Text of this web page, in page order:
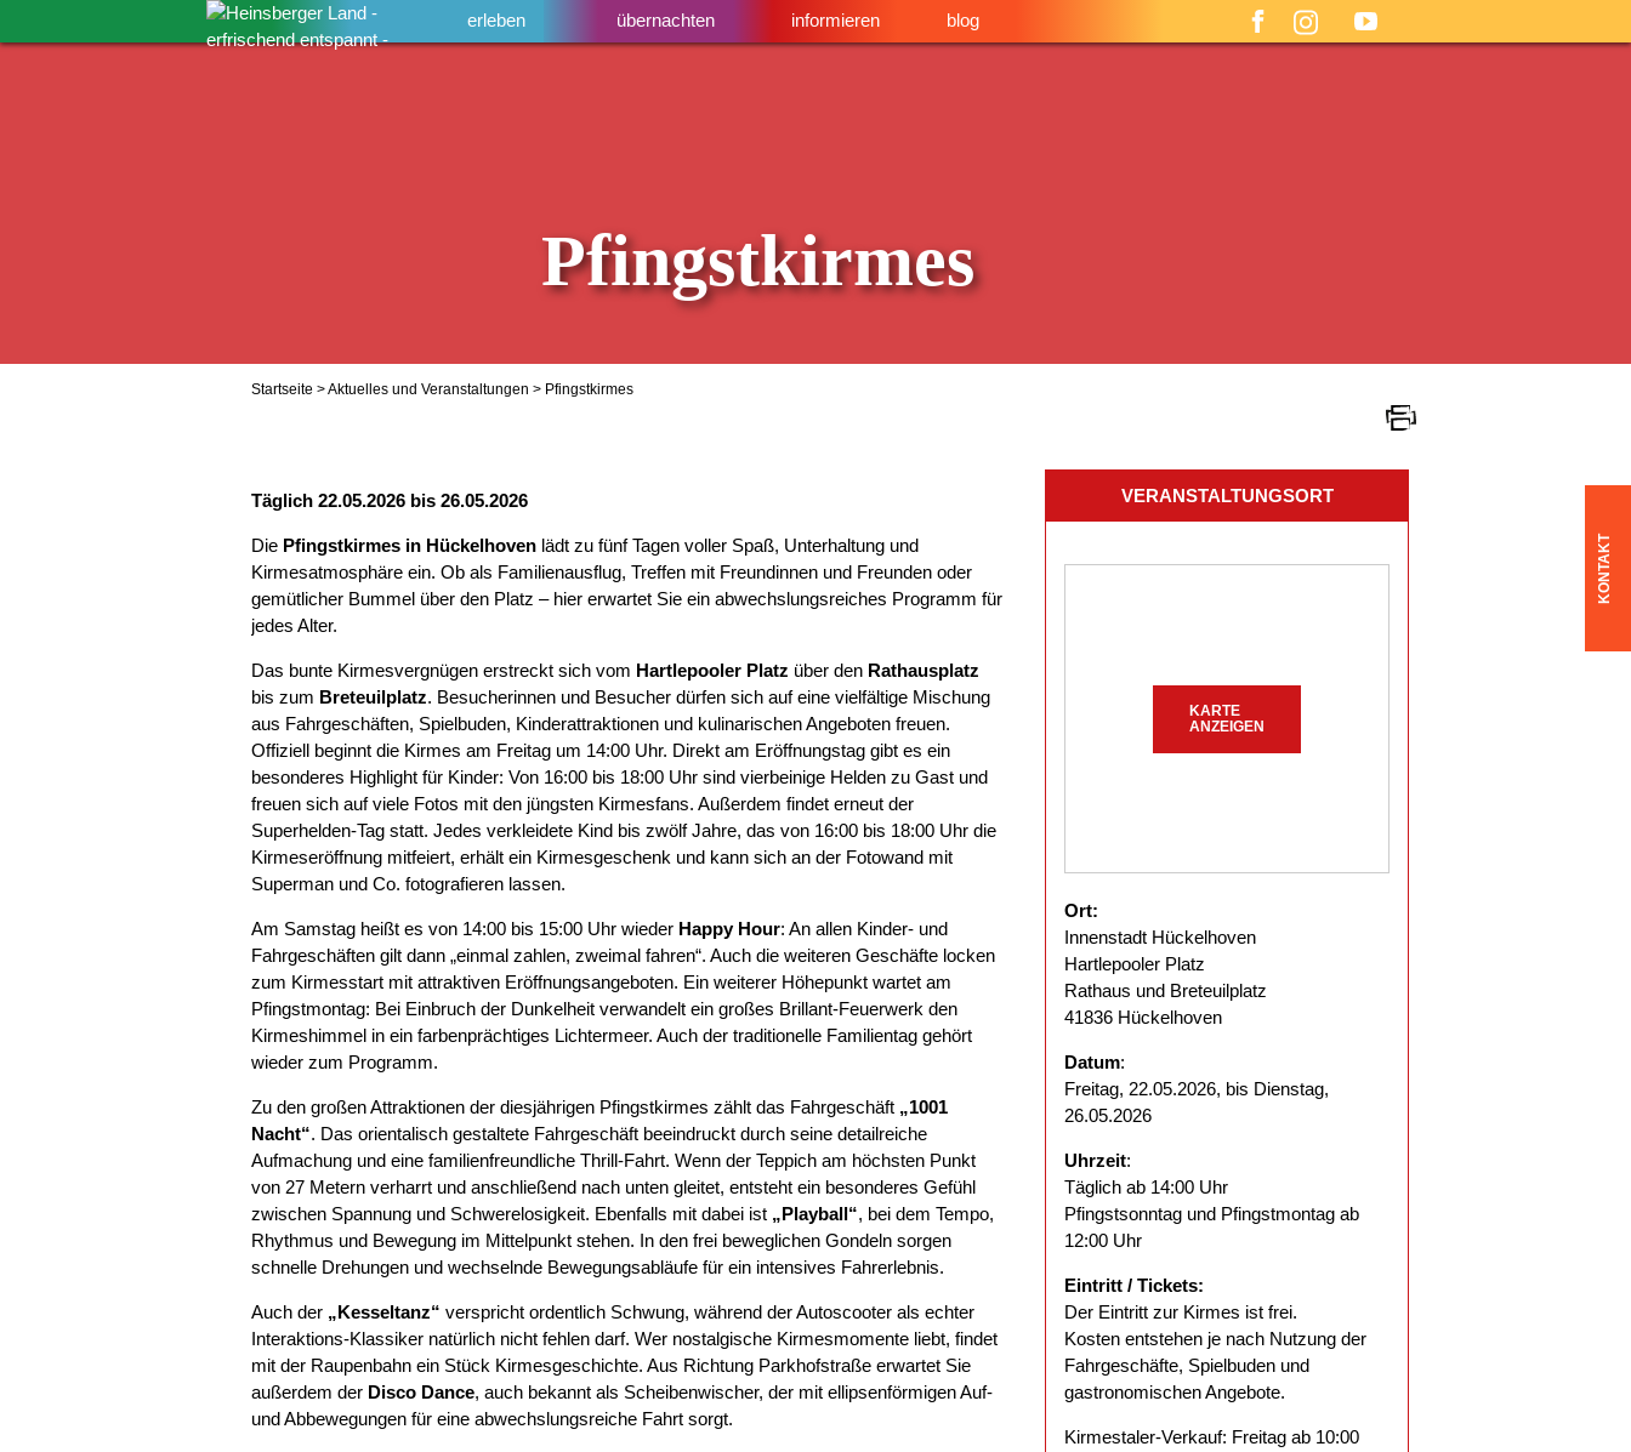
erleben übernachten informieren blog
KONTAKT
Pfingstkirmes
Startseite >Aktuelles und Veranstaltungen > Pfingstkirmes
Täglich 22.05.2026 bis 26.05.2026
Die Pfingstkirmes in Hückelhoven lädt zu fünf Tagen voller Spaß, Unterhaltung und
Kirmesatmosphäre ein. Ob als Familienausflug, Treffen mit Freundinnen und Freunden oder
gemütlicher Bummel über den Platz – hier erwartet Sie ein abwechslungsreiches Programm für
jedes Alter.
Das bunte Kirmesvergnügen erstreckt sich vom Hartlepooler Platz über den Rathausplatz
bis zum Breteuilplatz. Besucherinnen und Besucher dürfen sich auf eine vielfältige Mischung
aus Fahrgeschäften, Spielbuden, Kinderattraktionen und kulinarischen Angeboten freuen.
Offiziell beginnt die Kirmes am Freitag um 14:00 Uhr. Direkt am Eröffnungstag gibt es ein
besonderes Highlight für Kinder: Von 16:00 bis 18:00 Uhr sind vierbeinige Helden zu Gast und
freuen sich auf viele Fotos mit den jüngsten Kirmesfans. Außerdem findet erneut der
Superhelden-Tag statt. Jedes verkleidete Kind bis zwölf Jahre, das von 16:00 bis 18:00 Uhr die
Kirmeseröffnung mitfeiert, erhält ein Kirmesgeschenk und kann sich an der Fotowand mit
Superman und Co. fotografieren lassen.
Am Samstag heißt es von 14:00 bis 15:00 Uhr wieder Happy Hour: An allen Kinder- und
Fahrgeschäften gilt dann „einmal zahlen, zweimal fahren“. Auch die weiteren Geschäfte locken
zum Kirmesstart mit attraktiven Eröffnungsangeboten. Ein weiterer Höhepunkt wartet am
Pfingstmontag: Bei Einbruch der Dunkelheit verwandelt ein großes Brillant-Feuerwerk den
Kirmeshimmel in ein farbenprächtiges Lichtermeer. Auch der traditionelle Familientag gehört
wieder zum Programm.
Zu den großen Attraktionen der diesjährigen Pfingstkirmes zählt das Fahrgeschäft „1001
Nacht“. Das orientalisch gestaltete Fahrgeschäft beeindruckt durch seine detailreiche
Aufmachung und eine familienfreundliche Thrill-Fahrt. Wenn der Teppich am höchsten Punkt
von 27 Metern verharrt und anschließend nach unten gleitet, entsteht ein besonderes Gefühl
zwischen Spannung und Schwerelosigkeit. Ebenfalls mit dabei ist „Playball“, bei dem Tempo,
Rhythmus und Bewegung im Mittelpunkt stehen. In den frei beweglichen Gondeln sorgen
schnelle Drehungen und wechselnde Bewegungsabläufe für ein intensives Fahrerlebnis.
Auch der „Kesseltanz“ verspricht ordentlich Schwung, während der Autoscooter als echter
Interaktions-Klassiker natürlich nicht fehlen darf. Wer nostalgische Kirmesmomente liebt, findet
mit der Raupenbahn ein Stück Kirmesgeschichte. Aus Richtung Parkhofstraße erwartet Sie
außerdem der Disco Dance, auch bekannt als Scheibenwischer, der mit ellipsenförmigen Auf-
und Abbewegungen für eine abwechslungsreiche Fahrt sorgt.
VERANSTALTUNGSORT
KARTE
ANZEIGEN
Ort:
Innenstadt Hückelhoven
Hartlepooler Platz
Rathaus und Breteuilplatz
41836 Hückelhoven
Datum:
Freitag, 22.05.2026, bis Dienstag,
26.05.2026
Uhrzeit:
Täglich ab 14:00 Uhr
Pfingstsonntag und Pfingstmontag ab
12:00 Uhr
Eintritt / Tickets:
Der Eintritt zur Kirmes ist frei.
Kosten entstehen je nach Nutzung der
Fahrgeschäfte, Spielbuden und
gastronomischen Angebote.
Kirmestaler-Verkauf: Freitag ab 10:00